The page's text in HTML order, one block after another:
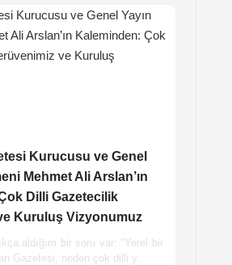
Kurucusu ve Genel
Mehmet Ali Arslan’ın
Dilli Gazetecilik
Kuruluş Vizyonumuz
aldığım bir soru var: "Yerel bir
Gazetesi, neden çok dilli y...